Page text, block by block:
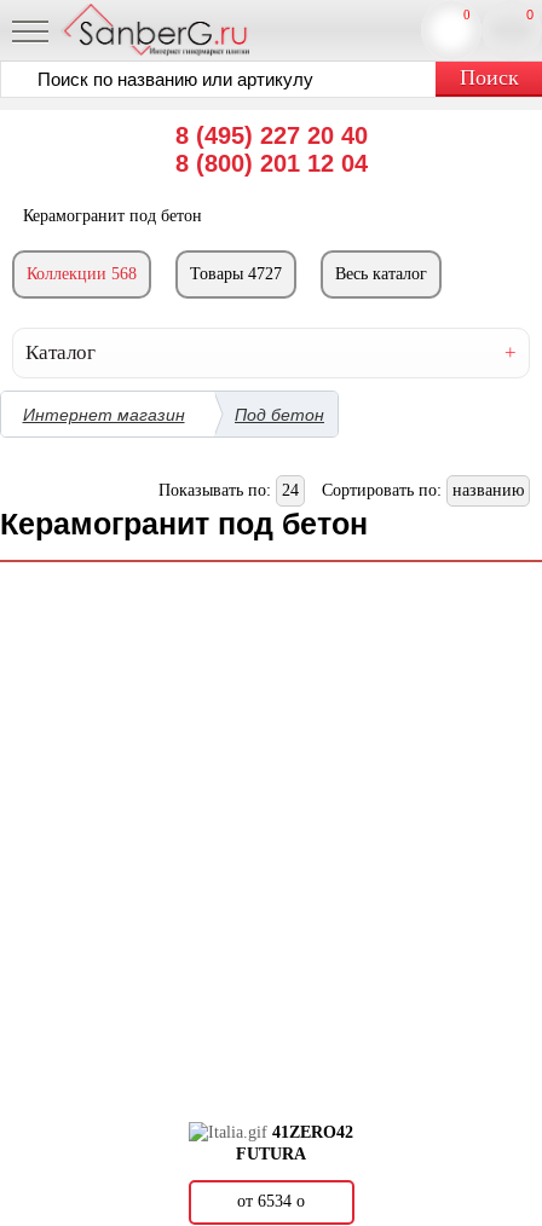
8 (495) 227 20 40
8 (800) 201 12 04
0
0
Керамогранит под бетон
Коллекции 568 Товары 4727 Весь каталог
Каталог
Интернет магазин Под бетон
Показывать по: 24 Сортировать по: названию
Керамогранит под бетон
41ZERO42
FUTURA
от 6534 о